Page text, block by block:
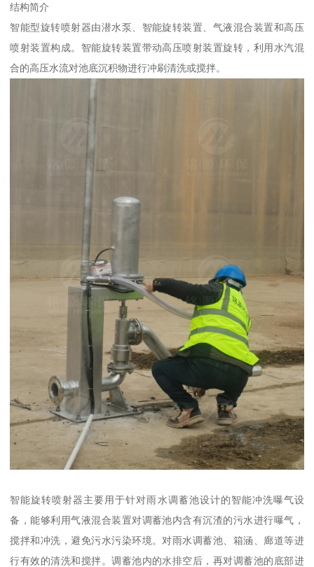
结构简介
智能型旋转喷射器由潜水泵、智能旋转装置、气液混合装置和高压
喷射装置构成。智能旋转装置带动高压喷射装置旋转，利用水汽混
合的高压水流对池底沉积物进行冲刷清洗或搅拌。
智能旋转喷射器主要用于针对雨水调蓄池设计的智能冲洗曝气设
备，能够利用气液混合装置对调蓄池内含有沉渣的污水进行曝气，
搅拌和冲洗，避免污水污染环境。对雨水调蓄池、箱涵、廊道等进
行有效的清洗和搅拌。调蓄池内的水排空后，再对调蓄池的底部进